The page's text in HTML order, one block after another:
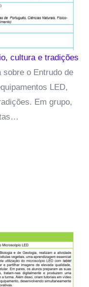
cultura e tradições
o Entrudo de
LED,
Em grupo,